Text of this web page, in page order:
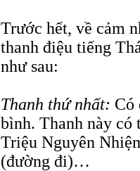
Trước hết, về cảm
thanh điệu tiếng
như sau:
Thanh thứ nhất: Có
bình. Thanh này có
Triệu Nguyên
(đường đi)…